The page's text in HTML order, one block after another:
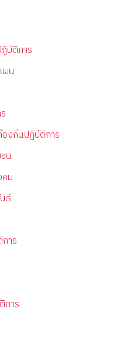
บัติการ
ผน
งถิ่นปฏิบัติการ
น
ม
ธ์
าร
าร